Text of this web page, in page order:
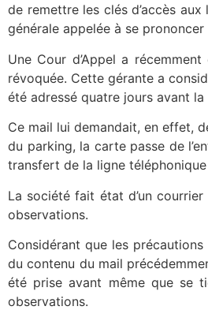
de remettre les clés d’accès
générale appelée à se
Une Cour d’Appel a
révoquée. Cette gérante a
été adressé quatre jours avant
Ce mail lui demandait, en effet,
du parking, la carte passe de
transfert de la ligne
La société fait état d’un
observations.
Considérant que les
du contenu du mail
été prise avant même que se
observations.